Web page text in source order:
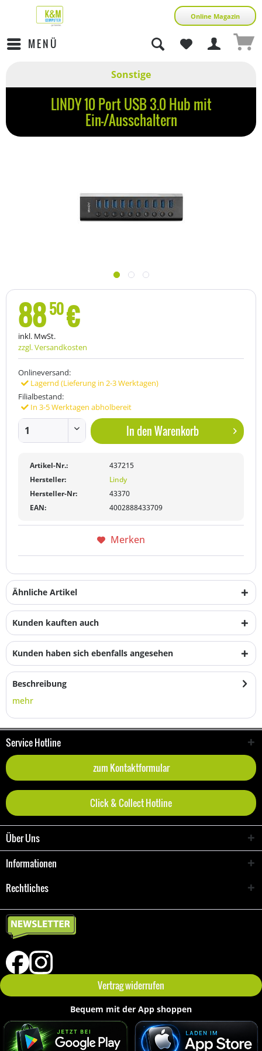
Online Magazin
MENÜ
Sonstige
LINDY 10 Port USB 3.0 Hub mit
Ein-/Ausschaltern
8850€
inkl. MwSt.
zzgl. Versandkosten
Onlineversand:
Lagernd (Lieferung in 2-3 Werktagen)
Filialbestand:
In 3-5 Werktagen abholbereit
In denWarenkorb
Artikel-Nr.:
437215
Hersteller:
Lindy
Hersteller-Nr:
43370
EAN:
4002888433709
Merken
Ähnliche Artikel
Kunden kauften auch
Kunden haben sich ebenfalls angesehen
Beschreibung
mehr
Service Hotline
zum Kontaktformular
Click & Collect Hotline
Über Uns
Informationen
Rechtliches
Vertrag widerrufen
Bequem mit der App shoppen